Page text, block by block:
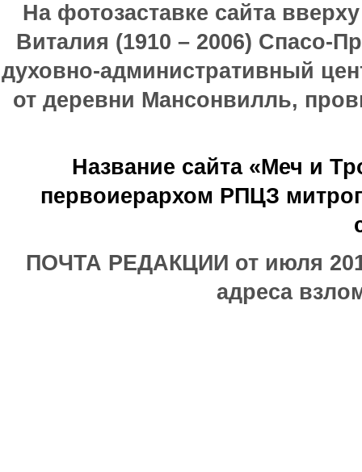
На фотозаставке сайта
Виталия (1910 – 2006) Спасо-
духовно-административный
от деревни Мансонвилль,
Название сайта «Меч и
первоиерархом РПЦЗ
ПОЧТА РЕДАКЦИИ от июля
адреса